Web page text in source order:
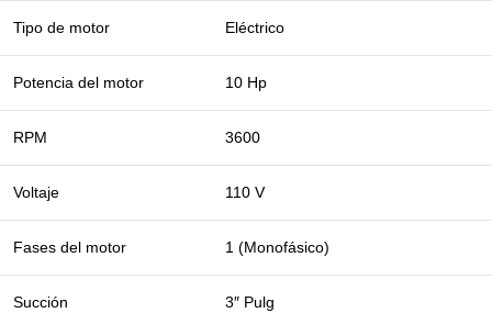
Tipo de motor Eléctrico
Potencia del motor 10 Hp
RPM 3600
Voltaje 110 V
Fases del motor 1 (Monofásico)
Succión 3″ Pulg